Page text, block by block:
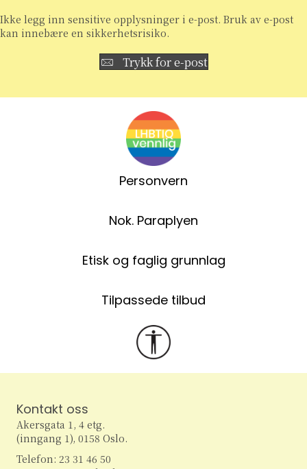
Ikke legg inn sensitive opplysninger i e-post. Bruk av e-post
kan innebære en sikkerhetsrisiko.
Trykk for e-post
Personvern
Nok. Paraplyen
Etisk og faglig grunnlag
Tilpassede tilbud
Kontakt oss
Akersgata 1, 4 etg.
(inngang 1), 0158 Oslo.
Telefon: 23 31 46 50